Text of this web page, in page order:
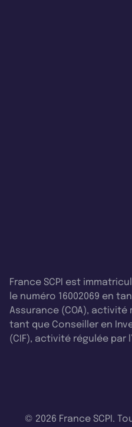
France SCPI est
le numéro 16002069 en
Assurance (COA), activité
tant que Conseiller en
(CIF), activité régulée par
© 2026 France SCPI.